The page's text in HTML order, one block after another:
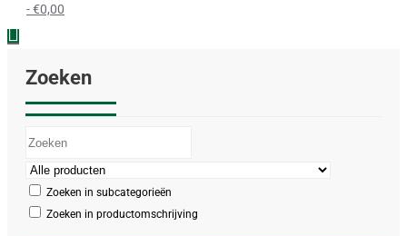
- €0,00
Zoeken
Zoeken in subcategorieën
Zoeken in productomschrijving